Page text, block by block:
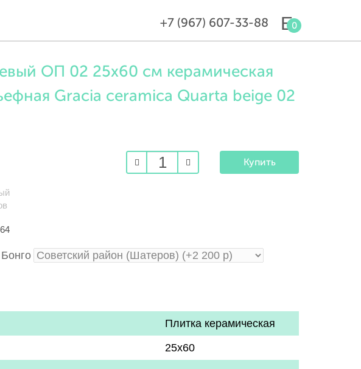
+7 (967) 607-33-88 0
ОП 02 25х60 см керамическая
Gracia ceramica Quarta beige 02
Плитка керамическая
25х60